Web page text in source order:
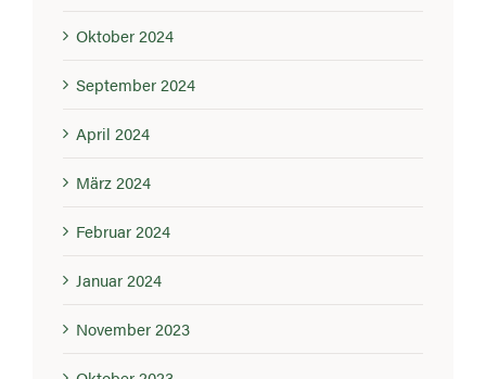
Oktober 2024
September 2024
April 2024
März 2024
Februar 2024
Januar 2024
November 2023